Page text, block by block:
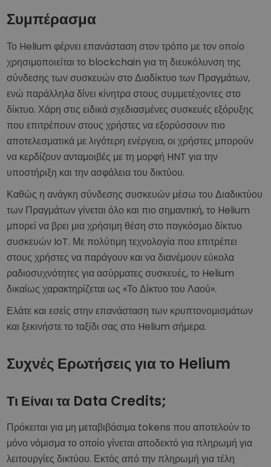
Συμπέρασμα
Το Helium φέρνει επανάσταση στον τρόπο με τον οποίο
χρησιμοποιείται το blockchain για τη διευκόλυνση της
σύνδεσης των συσκευών στο Διαδίκτυο των Πραγμάτων,
ενώ παράλληλα δίνει κίνητρα στους συμμετέχοντες στο
δίκτυο. Χάρη στις ειδικά σχεδιασμένες συσκευές εξόρυξης
που επιτρέπουν στους χρήστες να εξορύσσουν πιο
αποτελεσματικά με λιγότερη ενέργεια, οι χρήστες μπορούν
να κερδίζουν ανταμοιβές με τη μορφή HNT για την
υποστήριξη και την ασφάλεια του δικτύου.
Καθώς η ανάγκη σύνδεσης συσκευών μέσω του Διαδικτύου
των Πραγμάτων γίνεται όλο και πιο σημαντική, το Helium
μπορεί να βρει μια χρήσιμη θέση στο παγκόσμιο δίκτυο
συσκευών IoT. Με πολύτιμη τεχνολογία που επιτρέπει
στους χρήστες να παράγουν και να διανέμουν εύκολα
ραδιοσυχνότητες για ασύρματες συσκευές, το Helium
δικαίως χαρακτηρίζεται ως «Το Δίκτυο του Λαού».
Ελάτε και εσείς στην επανάσταση των κρυπτονομισμάτων
και ξεκινήστε το ταξίδι σας στο Helium σήμερα.
Συχνές Ερωτήσεις για το Helium
Τι Είναι τα Data Credits;
Πρόκειται για μη μεταβιβάσιμα tokens που αποτελούν το
μόνο νόμισμα το οποίο γίνεται αποδεκτό για πληρωμή για
λειτουργίες δικτύου. Εκτός από την πληρωμή για τέλη